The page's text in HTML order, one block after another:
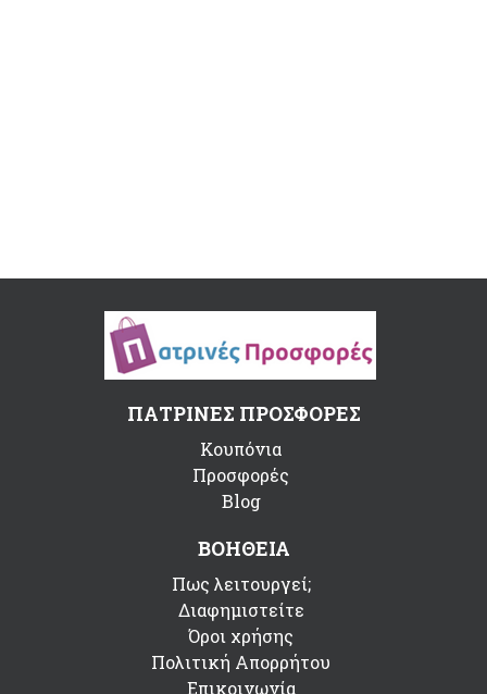
ΠΑΤΡΙΝΕΣ ΠΡΟΣΦΟΡΕΣ
Κουπόνια
Προσφορές
Blog
ΒΟΗΘΕΙΑ
Πως λειτουργεί;
Διαφημιστείτε
Όροι χρήσης
Πολιτική Απορρήτου
Επικοινωνία